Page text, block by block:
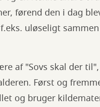
førend den i dag
uløseligt
af "Sovs skal der
Først og
og bruger